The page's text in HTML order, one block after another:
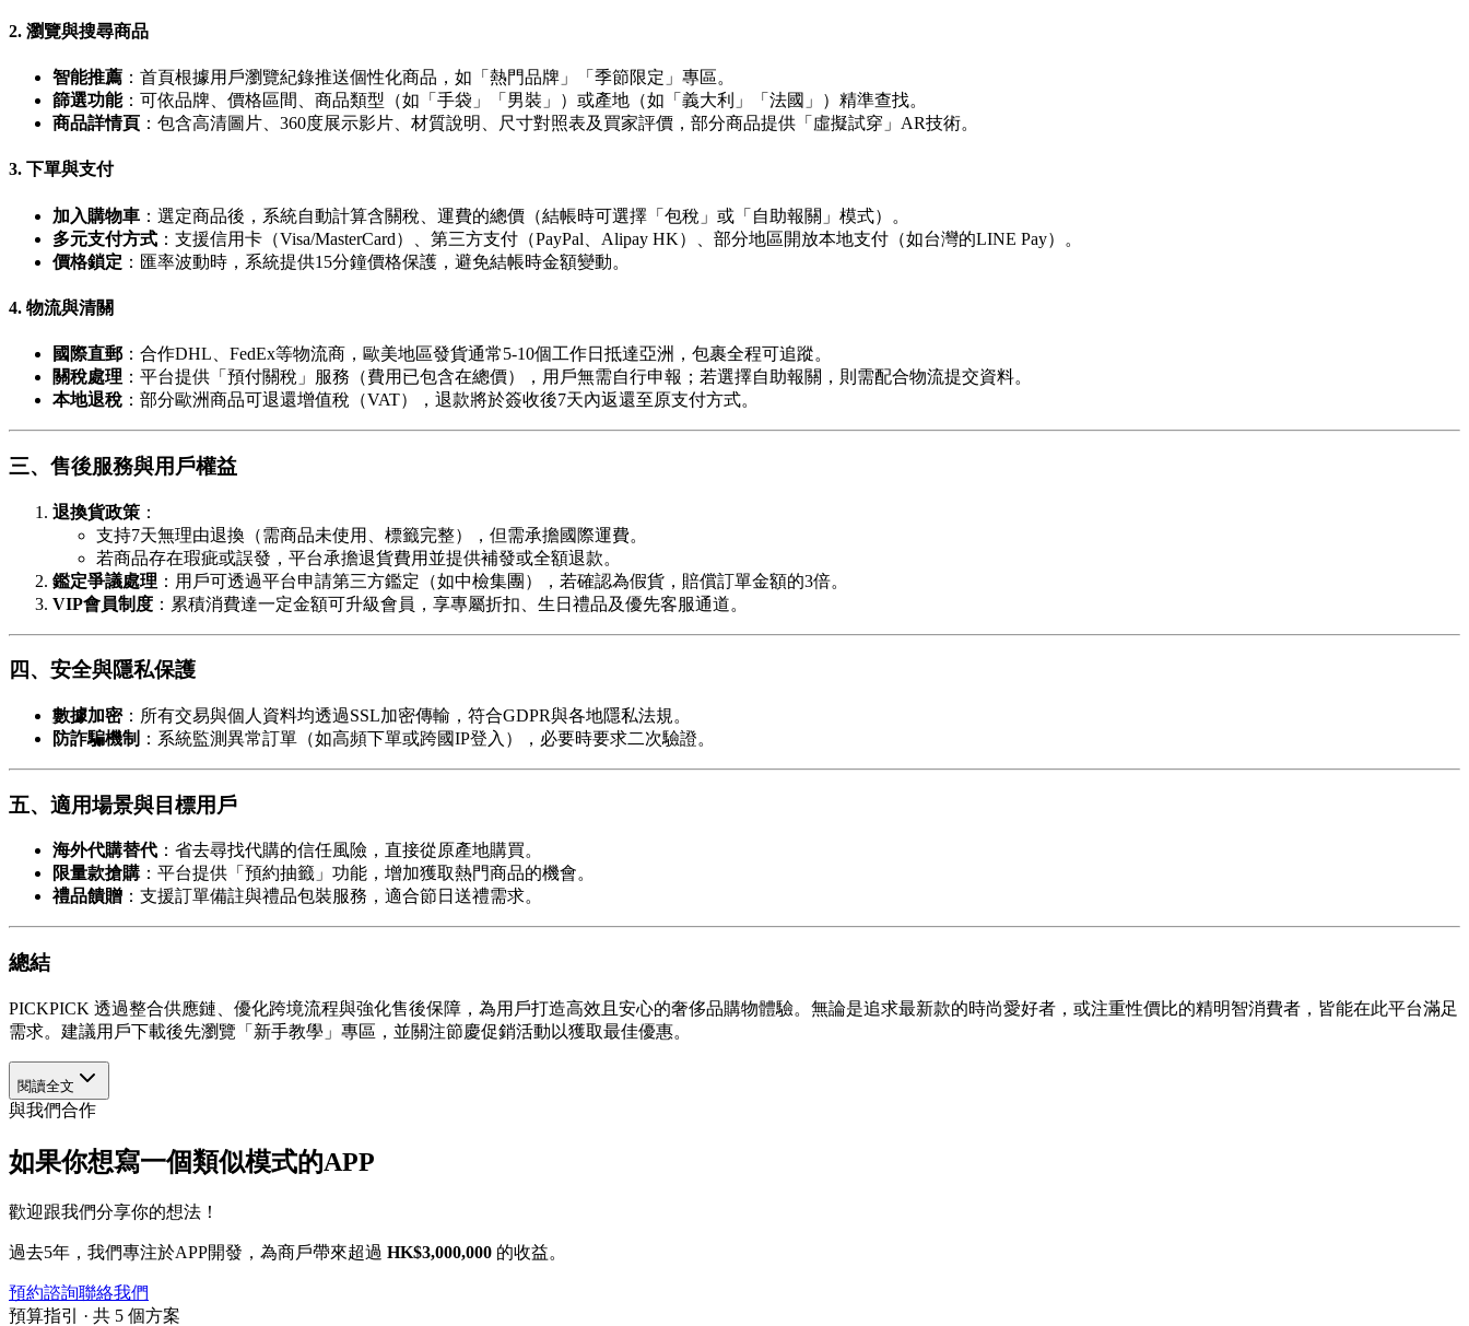
2. 瀏覽與搜尋商品
智能推薦 ：首頁根據用戶瀏覽紀錄推送個性化商品，如「熱門品牌」「季節限定」專區。
篩選功能：可依品牌、價格區間、商品類型（如「手袋」「男裝」）或產地（如「義大利」「法國」）精準查找。
商品詳情頁 ：包含高清圖片、360度展示影片、材質說明、尺寸對照表及買家評價，部分商品提供「虛擬試穿」AR技術。
3. 下單與支付
加入購物車 ：選定商品後，系統自動計算含關稅、運費的總價（結帳時可選擇「包稅」或「自助報關」模式）。
多元支付方式 ：支援信用卡（Visa/MasterCard）、第三方支付（PayPal、Alipay HK）、部分地區開放本地支付（如台灣的LINE Pay）。
價格鎖定 ：匯率波動時，系統提供15分鐘價格保護，避免結帳時金額變動。
4. 物流與清關
國際直郵 ：合作DHL、FedEx等物流商，歐美地區發貨通常5-10個工作日抵達亞洲，包裹全程可追蹤。
關稅處理 ：平台提供「預付關稅」服務（費用已包含在總價），用戶無需自行申報；若選擇自助報關，則需配合物流提交資料。
本地退稅 ：部分歐洲商品可退還增值稅（VAT），退款將於簽收後7天內返還至原支付方式。
三、售後服務與用戶權益
退換貨政策 ：
支持7天無理由退換（需商品未使用、標籤完整），但需承擔國際運費。
若商品存在瑕疵或誤發，平台承擔退貨費用並提供補發或全額退款。
鑑定爭議處理 ：用戶可透過平台申請第三方鑑定（如中檢集團），若確認為假貨，賠償訂單金額的3倍。
VIP會員制度 ：累積消費達一定金額可升級會員，享專屬折扣、生日禮品及優先客服通道。
四、安全與隱私保護
數據加密：所有交易與個人資料均透過SSL加密傳輸，符合GDPR與各地隱私法規。
防詐騙機制 ：系統監測異常訂單（如高頻下單或跨國IP登入），必要時要求二次驗證。
五、適用場景與目標用戶
海外代購替代 ：省去尋找代購的信任風險，直接從原產地購買。
限量款搶購 ：平台提供「預約抽籤」功能，增加獲取熱門商品的機會。
禮品饋贈 ：支援訂單備註與禮品包裝服務，適合節日送禮需求。
總結
PICKPICK 透過整合供應鏈、優化跨境流程與強化售後保障，為用戶打造高效且安心的奢侈品購物體驗。無論是追求最新款的時尚愛好者，或注重性價比的精明智消費者，皆能在此平台滿足
需求。建議用戶下載後先瀏覽「新手教學」專區，並關注節慶促銷活動以獲取最佳優惠。
閱讀全文
與我們合作
如果你想寫一個類似模式的APP
歡迎跟我們分享你的想法！
過去5年，我們專注於APP開發，為商戶帶來超過 HK$3,000,000 的收益。
預約諮詢聯絡我們
預算指引 · 共 5 個方案